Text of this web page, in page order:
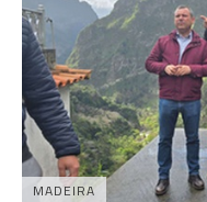
MADEIRA